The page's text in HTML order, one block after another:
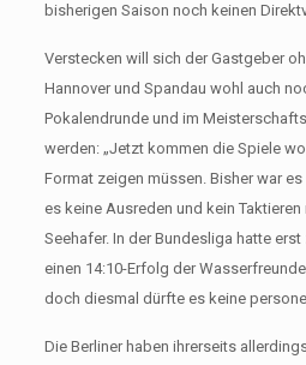
bisherigen Saison noch keinen
Verstecken will sich der Gastgeber
Hannover und Spandau wohl auch
Pokalendrunde und im
werden: „Jetzt kommen die Spiele
Format zeigen müssen. Bisher war
es keine Ausreden und kein Taktieren
Seehafer. In der Bundesliga hatte
einen 14:10-Erfolg der
doch diesmal dürfte es keine
Die Berliner haben ihrerseits